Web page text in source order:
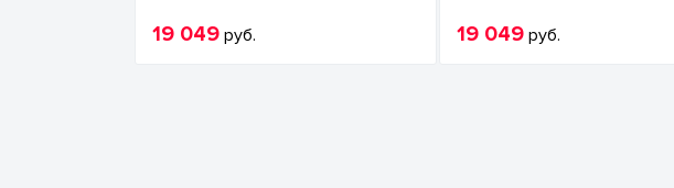
19 049 руб. 19 049руб.